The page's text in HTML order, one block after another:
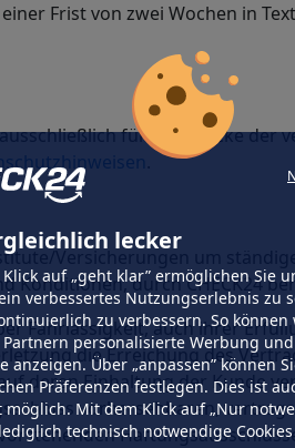
lecker
auf „geht klar” ermöglichen Sie
verbessertes Nutzungserlebnis zu
zu verbessern. So
personalisierte Werbung
anzeigen. Über „anpassen” können
Präferenzen festlegen. Dies ist
möglich. Mit dem Klick auf „Nur
technisch notwendige
Frist von zwei Wochen in
für die Zwecke
Versicherungen um
durch CHECK24
Fahrlässigkeit, auch ihrer
die Erreichung des
deren Einhaltung der Kunde
vorhersehbaren,